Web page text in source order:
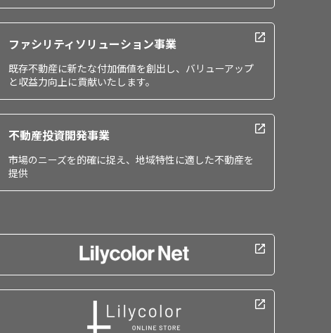
ファシリティソリューション事業
既存不動産に新たな付加価値を創出し、バリューアップ
と収益力向上に貢献いたします。
不動産投資開発事業
市場のニーズを的確に捉え、地域特性に適した不動産を
提供